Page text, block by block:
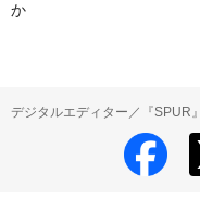
か
デジタルエディター／『SPUR